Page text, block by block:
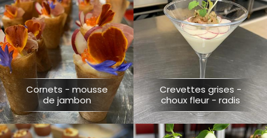
Cornets - mousse
de jambon
Crevettes grises -
choux fleur - radis